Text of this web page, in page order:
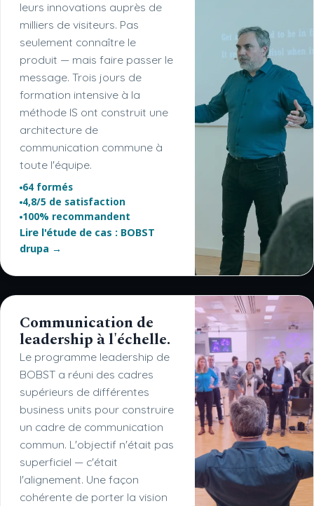
leurs innovations auprès de
milliers de visiteurs. Pas
seulement connaître le
produit — mais faire passer le
message. Trois jours de
formation intensive à la
méthode IS ont construit une
architecture de
communication commune à
toute l'équipe.
64 formés
4,8/5 de satisfaction
100% recommandent
Lire l'étude de cas : BOBST
drupa →
Communication de
leadership à l'échelle.
Le programme leadership de
BOBST a réuni des cadres
supérieurs de différentes
business units pour construire
un cadre de communication
commun. L'objectif n'était pas
superficiel — c'était
l'alignement. Une façon
cohérente de porter la vision